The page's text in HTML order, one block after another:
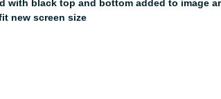
with black top and bottom added to image
new screen size